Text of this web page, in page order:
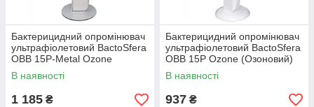
Бактерицидний опромінювач
ультрафіолетовий BactoSfera
OBB 15P-Metal Ozone
(Озоновий)
В наявності
1 185 ₴
Бактерицидний опромінювач
ультрафіолетовий BactoSfera
OBB 15P Ozone (Озоновий)
В наявності
937 ₴